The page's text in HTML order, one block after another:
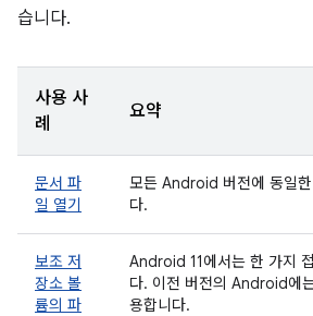
습니다.
사용 사
례
요약
문서 파
일 열기
모든 Android 버전에 동일
다.
보조 저
장소 볼
륨의 파
Android 11에서는 한 가지
다. 이전 버전의 Android에
용합니다.